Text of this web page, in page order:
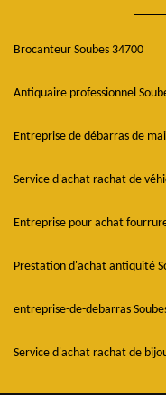
Brocanteur Soubes 34700
Antiquaire professionnel
Entreprise de débarras de
Service d'achat rachat de
Entreprise pour achat
Prestation d'achat antiquité
entreprise-de-debarras
Service d'achat rachat de